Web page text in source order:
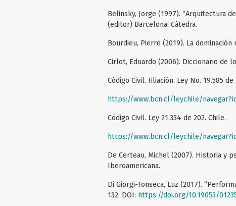
Belinsky, Jorge (1997). “Arquitectura
(editor) Barcelona: Cátedra.
Bourdieu, Pierre (2019). La dominación
Cirlot, Eduardo (2006). Diccionario de
Código Civil. Filiación. Ley No. 19.585 de
https://www.bcn.cl/leychile/
Código Civil. Ley 21.334 de 202. Chile.
https://www.bcn.cl/leychile/
De Certeau, Michel (2007). Historia y
Iberoamericana.
Di Giorgi-Fonseca, Luz (2017).
132. DOI: https://doi.org/10.19053/